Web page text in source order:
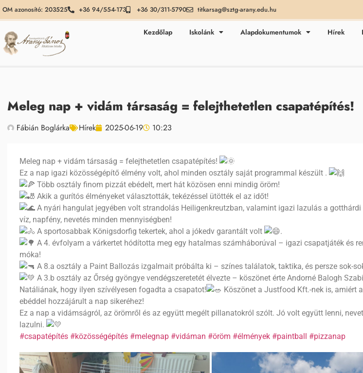
OM azonosító: 203525 +36 94/554-173 +36 30/311-5790 titkarsag@sztg-arany.edu.hu
Kezdőlap Iskolánk Alapdokumentumok Hírek
Meleg nap + vidám társaság = felejthetetlen csapatépítés!
Fábián Boglárka Hírek 2025-06-19 10:23
Meleg nap + vidám társaság = felejthetetlen csapatépítés!
Ez a nap igazi közösségépítő élmény volt, ahol minden osztály saját programmal készült .
Több osztály finom pizzát ebédelt, mert hát közösen enni mindig öröm!
Akik a gurítós élményeket választották, tekézéssel ütötték el az időt!
A nyári hangulat jegyében volt strandolás Heiligenkreutzban, valamint igazi lazulás a
víz, napfény, nevetés minden mennyiségben!
A sportosabbak Königsdorfig tekertek, ahol a jókedv garantált volt
.
A 4. évfolyam a várkertet hódította meg egy hatalmas számháborúval – igazi csapatjáték és
móka!
A 8.a osztály a Paint Ballozás izgalmait próbálta ki – színes találatok, taktika, és persze sok-
A 3.b osztály az Őrség gyöngye vendégszeretetét élvezte – köszönet érte Andorné Balogh
Natáliának, hogy ilyen szívélyesen fogadta a csapatot!
Köszönet a Justfood Kft.-nek is, amiért
ebéddel hozzájárult a nap sikeréhez!
Ez a nap a vidámságról, az örömről és az együtt megélt pillanatokról szólt. Jó volt együtt lenni,
lazulni.
#csapatépítés #közösségépítés #melegnap #vidáman #öröm #élmények #paintball #pizzanap